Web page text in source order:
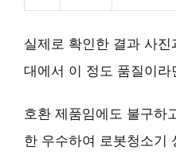
실제로 확인한 결과 사
대에서 이 정도 품질이
호환 제품임에도 불구하
한 우수하여 로봇청소기